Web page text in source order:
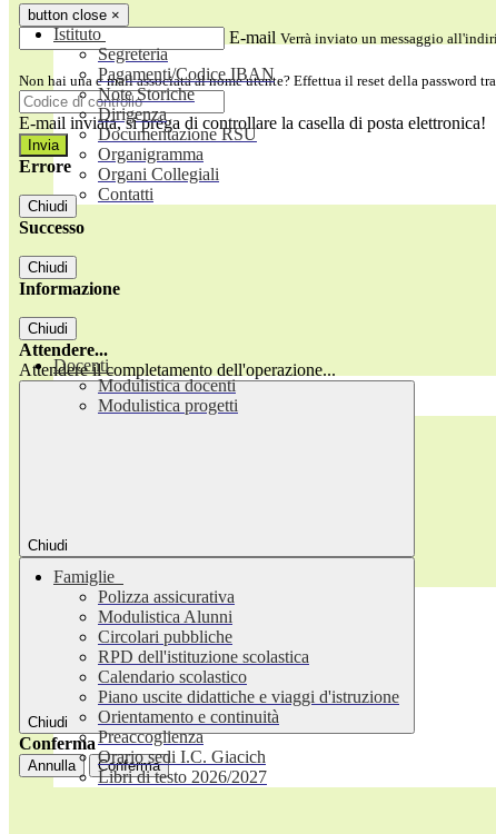
button close ×
E-mail Verrà inviato un messaggio
Non hai una e-mail associata al nome utente? Effettua il reset della password
E-mail inviata, si prega di controllare la casella di posta elettronica!
Errore
Chiudi
Successo
Chiudi
Informazione
Chiudi
Attendere...
Attendere il completamento dell'operazione...
Chiudi
Chiudi
Conferma
Annulla Conferma
Istituto
Segreteria
Pagamenti/Codice IBAN
Note Storiche
Dirigenza
Documentazione RSU
Organigramma
Organi Collegiali
Contatti
Docenti
Modulistica docenti
Modulistica progetti
Famiglie
Polizza assicurativa
Modulistica Alunni
Circolari pubbliche
RPD dell'istituzione scolastica
Calendario scolastico
Piano uscite didattiche e viaggi d'istruzione
Orientamento e continuità
Preaccoglienza
Orario sedi I.C. Giacich
Libri di testo 2026/2027